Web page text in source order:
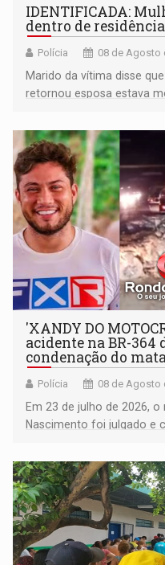
IDENTIFICADA:
dentro de
Polícia 08 de Agosto
Marido da vítima disse
retornou esposa estava
'XANDY DO
acidente na BR-364
condenação do
Polícia 08 de Agosto
Em 23 de julho de 2026,
Nascimento foi julgado e